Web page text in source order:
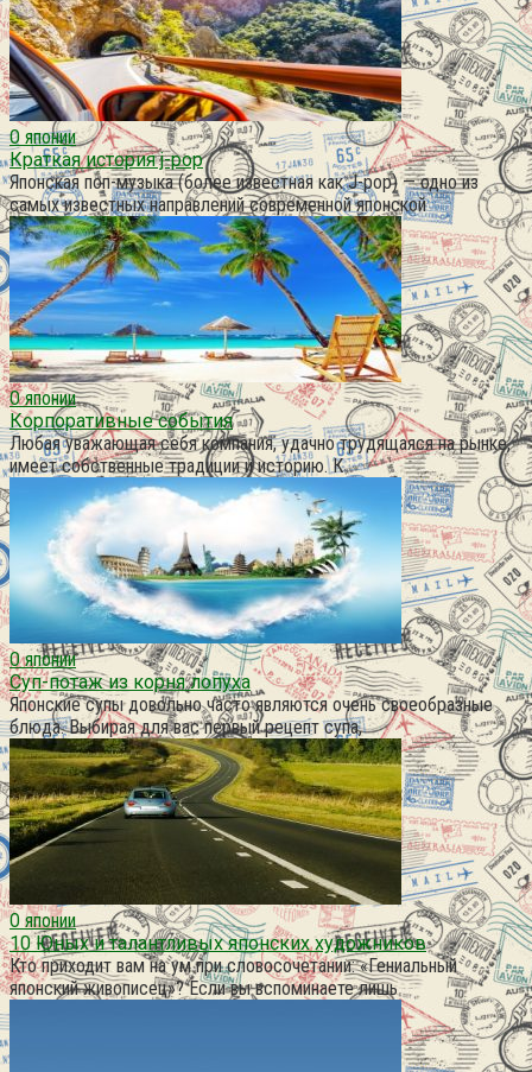
О японии
Краткая история j-pop
Японская поп-музыка (более известная как J-pop) — одно из
самых известных направлений современной японской
О японии
Корпоративные события
Любая уважающая себя компания, удачно трудящаяся на рынке,
имеет собственные традиции и историю. К
О японии
Суп-потаж из корня лопуха
Японские супы довольно часто являются очень своеобразные
блюда. Выбирая для вас первый рецепт супа,
О японии
10 Юных и талантливых японских художников
Кто приходит вам на ум при словосочетании: «Гениальный
японский живописец»? Если вы вспоминаете лишь